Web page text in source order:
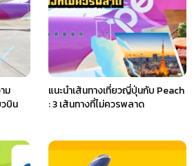
ม
บิน
แนะนำเส้นทางเที่ยวญี่ปุ่นกับ Peach
: 3 เส้นทางที่ไม่ควรพลาด